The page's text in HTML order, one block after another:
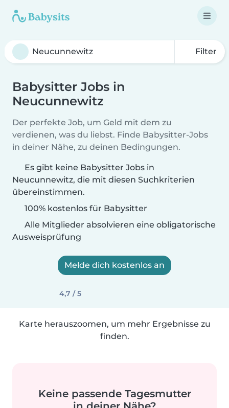
Filter
Babysitter Jobs in
Neucunnewitz
Der perfekte Job, um Geld mit dem zu
verdienen, was du liebst. Finde Babysitter-Jobs
in deiner Nähe, zu deinen Bedingungen.
Es gibt keine Babysitter Jobs in
Neucunnewitz, die mit diesen Suchkriterien
übereinstimmen.
100% kostenlos für Babysitter
Alle Mitglieder absolvieren eine obligatorische
Ausweisprüfung
Melde dich kostenlos an
4,7 / 5
Karte herauszoomen, um mehr Ergebnisse zu
finden.
Keine passende Tagesmutter